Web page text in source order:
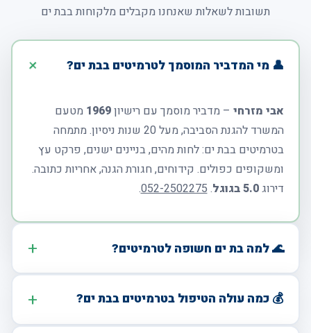
תשובות לשאלות שאנחנו מקבלים מלקוחות בבת ים
👤 מי המדביר המוסמך לטרמיטים בבת ים?
אבי מזרחי – מדביר מוסמך עם רישיון1969 מטעם
המשרד להגנת הסביבה, מעל 20 שנות ניסיון. מתמחה
בטרמיטים בבת ים: לחות מהים, בניינים ישנים, פרקט עץ
ומשקופים כפולים. קידוחים, חגורת הגנה, אחריות כתובה.
דירוג5.0 בגוגל .
052-2502275
.
🌊 למה בת ים חשופה לטרמיטים?
💰 כמה עולה הטיפול בטרמיטים בבת ים?